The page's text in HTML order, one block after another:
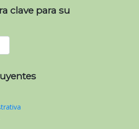
en-la-administracion-
clave para su